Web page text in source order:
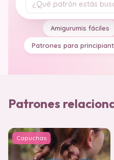
Tu pregunta
Amigurumis fáciles
Patrones para
Patrones
Capuchas